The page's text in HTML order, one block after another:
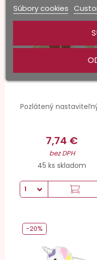
Pozlátený
7,74 €
bez DPH
45 ks skladom
-20%
Súbory cookies